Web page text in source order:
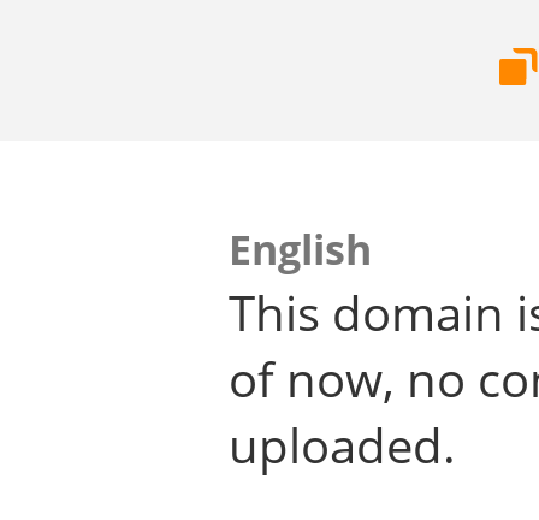
English
This domain
of now, no
uploaded.